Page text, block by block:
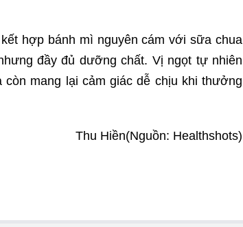
hợp bánh mì nguyên cám với sữa chua
đầy đủ dưỡng chất. Vị ngọt tự nhiên
mang lại cảm giác dễ chịu khi thưởng
Thu Hiền(Nguồn: Healthshots)